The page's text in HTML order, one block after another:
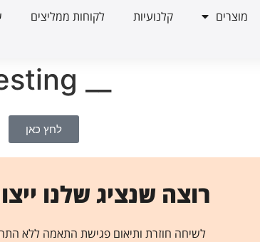
מוצרים קלנועיות לקוחות ממליצים
לחץ כאן
רוצה שנציג שלנו
לשיחה חוזרת ותיאום פגישת התאמה ללא